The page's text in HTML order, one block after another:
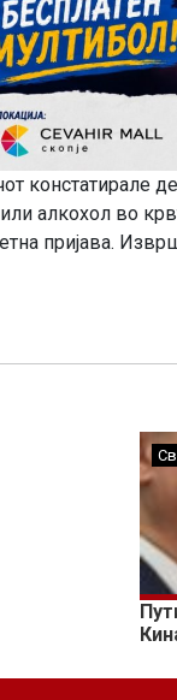
констатирале
алкохол во
пријава.